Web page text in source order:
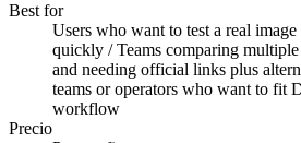
Best for
Users who want to test a real
quickly / Teams comparing
and needing official links plus
teams or operators who want to fit
workflow
Precio